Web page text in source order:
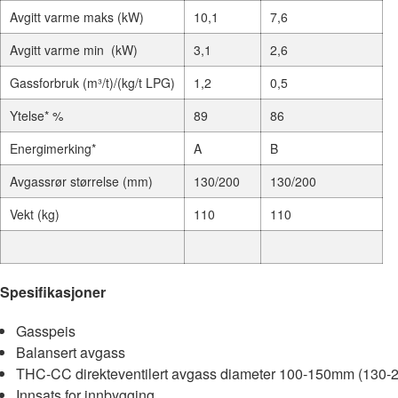
Avgitt varme maks (kW)
10,1
7,6
Avgitt varme min (kW)
3,1
2,6
Gassforbruk (m³/t)/(kg/t LPG)
1,2
0,5
Ytelse* %
89
86
Energimerking*
A
B
Avgassrør størrelse (mm)
130/200
130/200
Vekt (kg)
110 110
Spesifikasjoner
Gasspeis
Balansert avgass
THC-CC direkteventilert avgass diameter 100-150mm (130-